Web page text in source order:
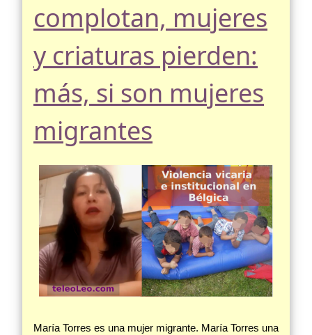
complotan, mujeres
y criaturas pierden:
más, si son mujeres
migrantes
María Torres es una mujer migrante. María Torres una